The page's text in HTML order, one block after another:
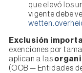
que elevó los
vigente debe
Exclusión
exenciones por
aplican a las
(OOB — Entidades